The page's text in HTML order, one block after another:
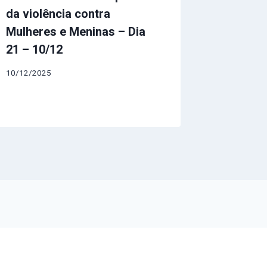
da violência contra
Mulheres e Meninas – Dia
21 – 10/12
10/12/2025